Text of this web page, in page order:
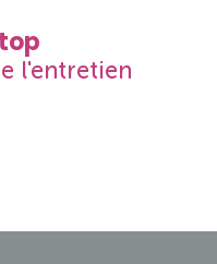
l'entretien